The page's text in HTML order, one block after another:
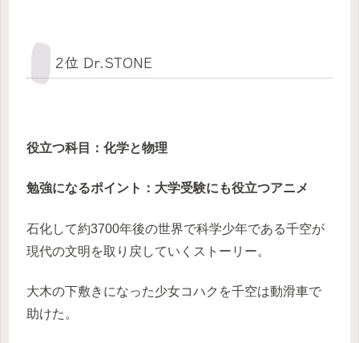
2位 Dr.STONE
役立つ科目 ：化学と物理
勉強になるポイント：大学受験にも役立つアニメ
石化して約3700年後の世界で科学少年である千空が
現代の文明を取り戻していくストーリー。
大木の下敷きになった少女コハクを千空は動滑車で
助けた。